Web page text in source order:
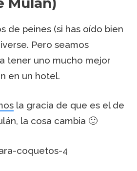
de peines (si has oído bien
Pero seamos
tener uno mucho mejor
en un hotel.
la gracia de que es el de
la cosa cambia 🙂